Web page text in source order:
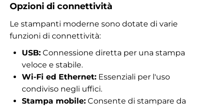
Opzioni di connettività
Le stampanti moderne sono dotate di varie
funzioni di connettività:
USB: Connessione diretta per una stampa
veloce e stabile.
Wi-Fi ed Ethernet: Essenziali per l'uso
condiviso negli uffici.
Stampa mobile: Consente di stampare da